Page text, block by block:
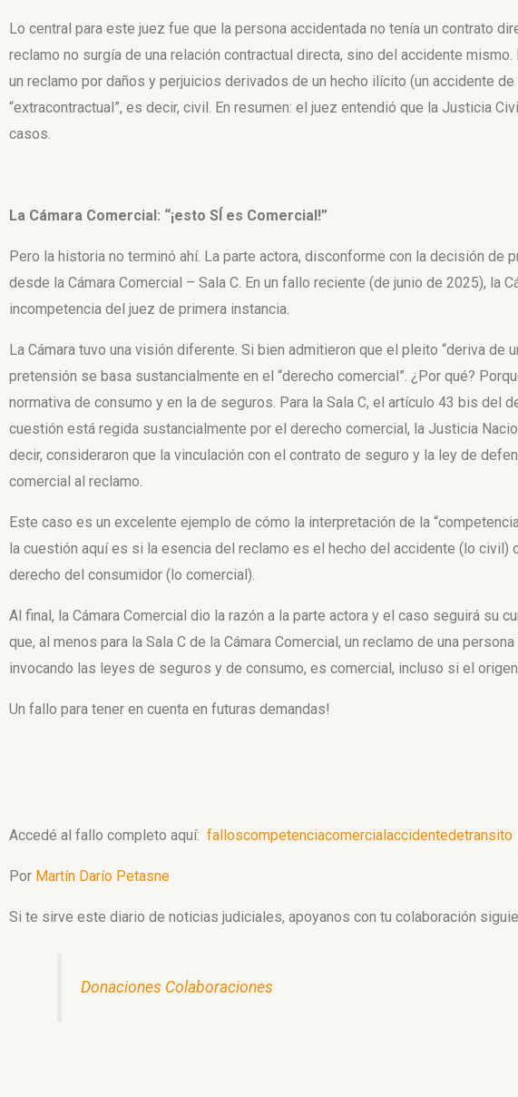
Lo central para este juez fue que la persona accidentada no tenía un contrato
reclamo no surgía de una relación contractual directa, sino del accidente
un reclamo por daños y perjuicios derivados de un hecho ilícito (un accidente
“extracontractual”, es decir, civil. En resumen: el juez entendió que la Justicia
casos.
La Cámara Comercial: “¡esto SÍ es Comercial!”
Pero la historia no terminó ahí. La parte actora, disconforme con la decisión de
desde la Cámara Comercial – Sala C. En un fallo reciente (de junio de 2025), la
incompetencia del juez de primera instancia.
La Cámara tuvo una visión diferente. Si bien admitieron que el pleito “deriva de
pretensión se basa sustancialmente en el “derecho comercial”. ¿Por qué?
normativa de consumo y en la de seguros. Para la Sala C, el artículo 43 bis del
cuestión está regida sustancialmente por el derecho comercial, la Justicia
decir, consideraron que la vinculación con el contrato de seguro y la ley de
comercial al reclamo.
Este caso es un excelente ejemplo de cómo la interpretación de la
la cuestión aquí es si la esencia del reclamo es el hecho del accidente (lo civil)
derecho del consumidor (lo comercial).
Al final, la Cámara Comercial dio la razón a la parte actora y el caso seguirá su
que, al menos para la Sala C de la Cámara Comercial, un reclamo de una
invocando las leyes de seguros y de consumo, es comercial, incluso si el
Un fallo para tener en cuenta en futuras demandas!
Accedé al fallo completo aquí: falloscompetenciacomercialaccidentedetransito
Por Martín Darío Petasne
Si te sirve este diario de noticias judiciales, apoyanos con tu colaboración
Donaciones Colaboraciones